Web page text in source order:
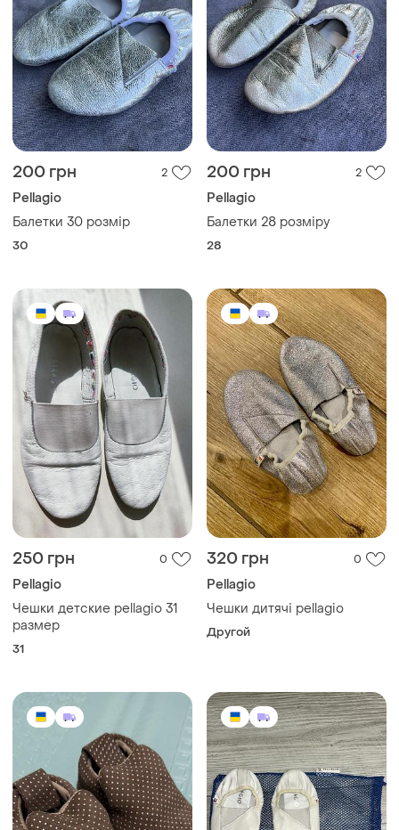
200 грн 2
Pellagio
Балетки 30 розмір
30
200 грн 2
Pellagio
Балетки 28 розміру
28
250 грн 0
Pellagio
Чешки детские pellagio 31
размер
31
320 грн 0
Pellagio
Чешки дитячі pellagio
Другой